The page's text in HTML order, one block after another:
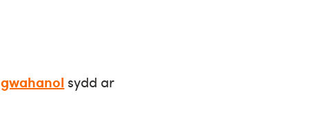
sydd ar